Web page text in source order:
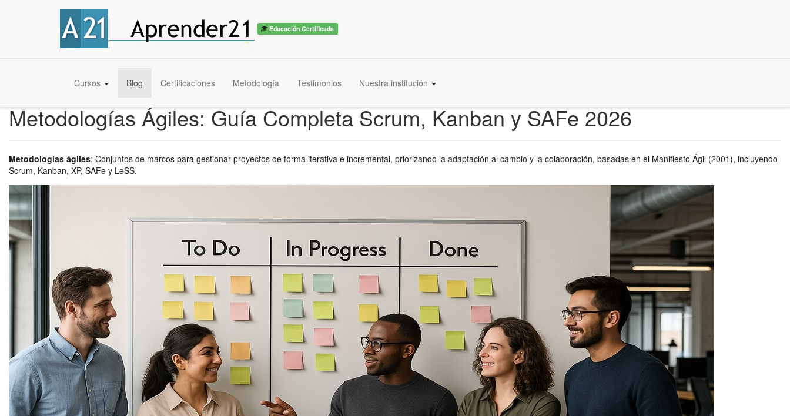
Educación Certificada
Cursos Blog Certificaciones Metodología Testimonios Nuestra institución
Metodologías Ágiles: Guía Completa Scrum, Kanban y SAFe 2026
Metodologías ágiles: Conjuntos de marcos para gestionar proyectos de forma iterativa e incremental, priorizando la adaptación al cambio y la colaboración, basadas en el Manifiesto Ágil (2001), incluyendo
Scrum, Kanban, XP, SAFe y LeSS.